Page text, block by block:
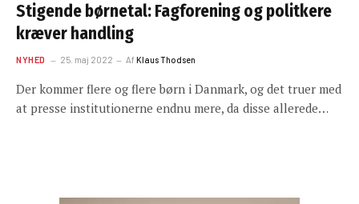
Stigende børnetal: Fagforening og politkere
kræver handling
NYHED 25. maj 2022 AfKlaus Thodsen
Der kommer flere og flere børn i Danmark, og det truer med
at presse institutionerne endnu mere, da disse allerede…